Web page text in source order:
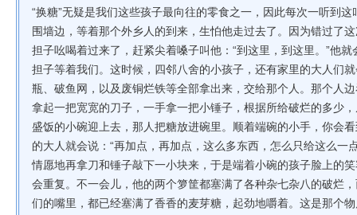
“换糖”无疑是我们这些孩子最向往的零食之一，因此每次一听到
围墙边，等着那个外乡人的到来，生怕他走过去了。因为错过了
担子吆喝着过来了，赶紧尖着嗓子叫他：“到这里，到这里。”他
担子等着我们。这时候，四邻八舍的小孩子，还有家里的大人们
瓶、破鱼网，以及废铜烂铁等全部拿出来，交给那个人。那个人
拿起一把宽宽的刀子，一手拿一把小锤子，根据所给破烂的多少
盛饭的小碗迎上去，那人把糖放进碗里。顺着端碗的小手，你会
的大人就会说：“再加点，再加点，这么多东西，怎么只给这么一
情愿地再拿刀和锤子敲下一小块来，于是端着小碗的孩子脸上的
会重复。不一会儿，他的两个箩筐都塞满了各种杂七杂八的破烂
们的嘴里，都已经塞满了香香的麦芽糖，起劲地嚼着。这是那个